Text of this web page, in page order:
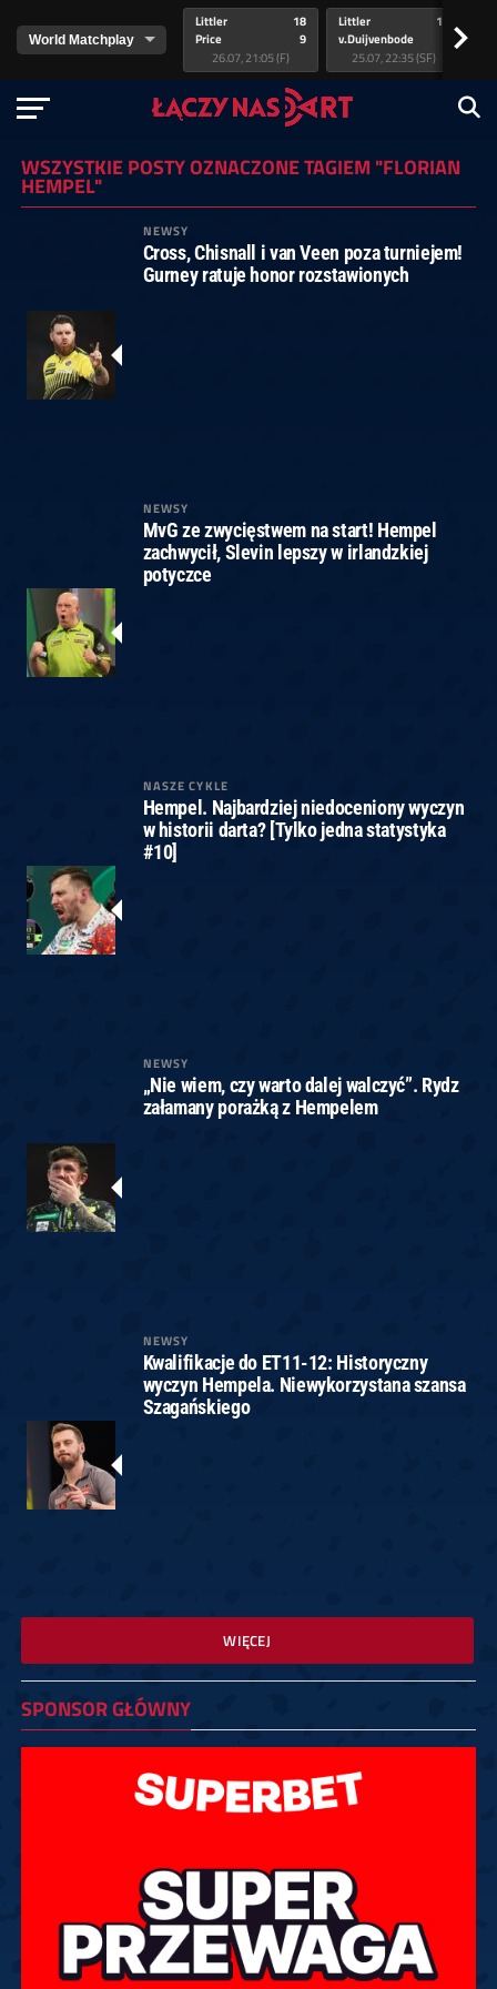
Littler
Price
18
9
26.07, 21:05 (F)
Littler
v.Duijvenbode
17
25.07, 22:35 (SF)
>
WSZYSTKIE POSTY OZNACZONE TAGIEM "FLORIAN
HEMPEL"
NEWSY
Cross, Chisnall i van Veen poza turniejem!
Gurney ratuje honor rozstawionych
NEWSY
MvG ze zwycięstwem na start! Hempel
zachwycił, Slevin lepszy w irlandzkiej
potyczce
NASZE CYKLE
Hempel. Najbardziej niedoceniony wyczyn
w historii darta? [Tylko jedna statystyka
#10]
NEWSY
„Nie wiem, czy warto dalej walczyć”. Rydz
załamany porażką z Hempelem
NEWSY
Kwalifikacje do ET11-12: Historyczny
wyczyn Hempela. Niewykorzystana szansa
Szagańskiego
WIĘCEJ
SPONSOR GŁÓWNY